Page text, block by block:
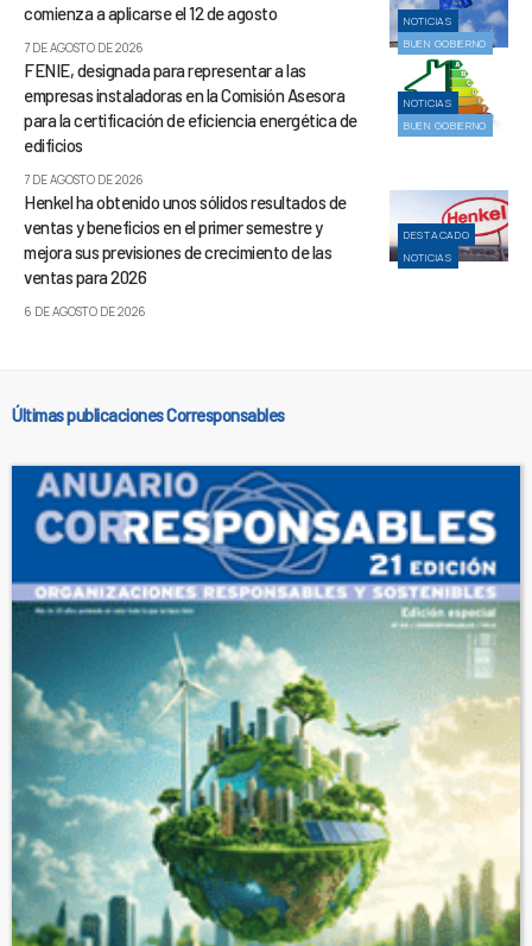
NOTICIAS
BUEN GOBIERNO
comienza a aplicarse el 12 de agosto
7 DE AGOSTO DE 2026
NOTICIAS
BUEN GOBIERNO
FENIE, designada para representar a las
empresas instaladoras en la Comisión Asesora
para la certificación de eficiencia energética de
edificios
7 DE AGOSTO DE 2026
DESTACADO
NOTICIAS
Henkel ha obtenido unos sólidos resultados de
ventas y beneficios en el primer semestre y
mejora sus previsiones de crecimiento de las
ventas para 2026
6 DE AGOSTO DE 2026
Últimas publicaciones Corresponsables